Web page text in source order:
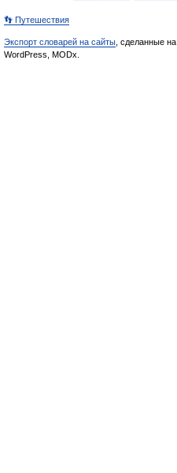
👣 Путешествия
Экспорт словарей на сайты , сделанные на
WordPress, MODx.